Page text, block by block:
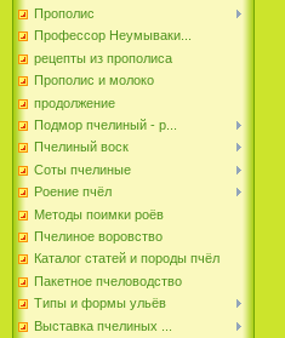
Прополис
Профессор Неумываки...
рецепты из прополиса
Прополис и молоко
продолжение
Подмор пчелиный - р...
Пчелиный воск
Соты пчелиные
Роение пчёл
Методы поимки роёв
Пчелиное воровство
Каталог статей и породы пчёл
Пакетное пчеловодство
Типы и формы ульёв
Выставка пчелиных ...